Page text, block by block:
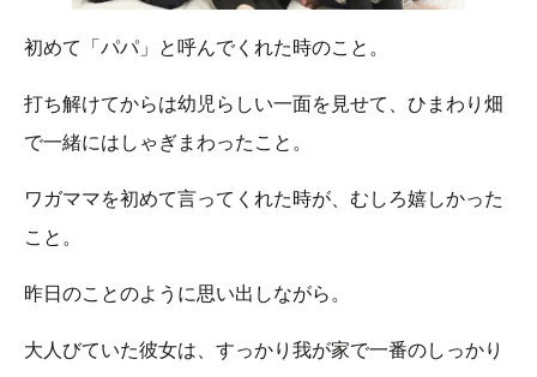
初めて「パパ」と呼んでくれた時のこと。
打ち解けてからは幼児らしい一面を見せて、ひまわり畑
で一緒にはしゃぎまわったこと。
ワガママを初めて言ってくれた時が、むしろ嬉しかった
こと。
昨日のことのように思い出しながら。
大人びていた彼女は、すっかり我が家で一番のしっかり